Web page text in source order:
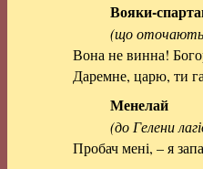
Вояки-
(що оточають
Вона не винна!
Даремне, царю, ти
Менелай
(до Гелени
Пробач мені, – я